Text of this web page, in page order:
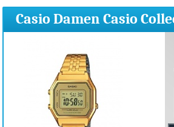
Casio Damen Casio